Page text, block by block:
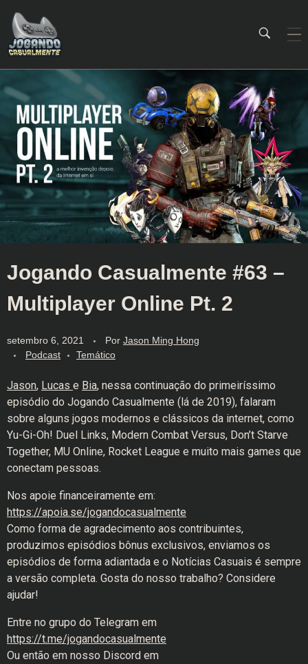
Jogando Casualmente
Conteúdo family friendly sobre games! Desde 2019 analisando jogos.
Jogando Casualmente #63 –
Multiplayer Online Pt. 2
setembro 6, 2021 Por Jason Ming Hong
Podcast
Temático
Jason, Lucas e Bia, nessa continuação do primeiríssimo
episódio do Jogando Casualmente (lá de 2019), falaram
sobre alguns jogos modernos e clássicos da internet, como
Yu-Gi-Oh! Duel Links, Modern Combat Versus, Don’t Starve
Together, MU Online, Rocket League e muito mais games que
conectam pessoas.
Nos apoie financeiramente em:
https://apoia.se/jogandocasualmente
Como forma de agradecimento aos contribuintes,
produzimos episódios bônus exclusivos, enviamos os
episódios de forma adiantada e o Notícias Casuais é sempre
a versão completa. Gosta do nosso trabalho? Considere
ajudar!
Entre no grupo do Telegram em
https://t.me/jogandocasualmente
Ou então em nosso Discord em